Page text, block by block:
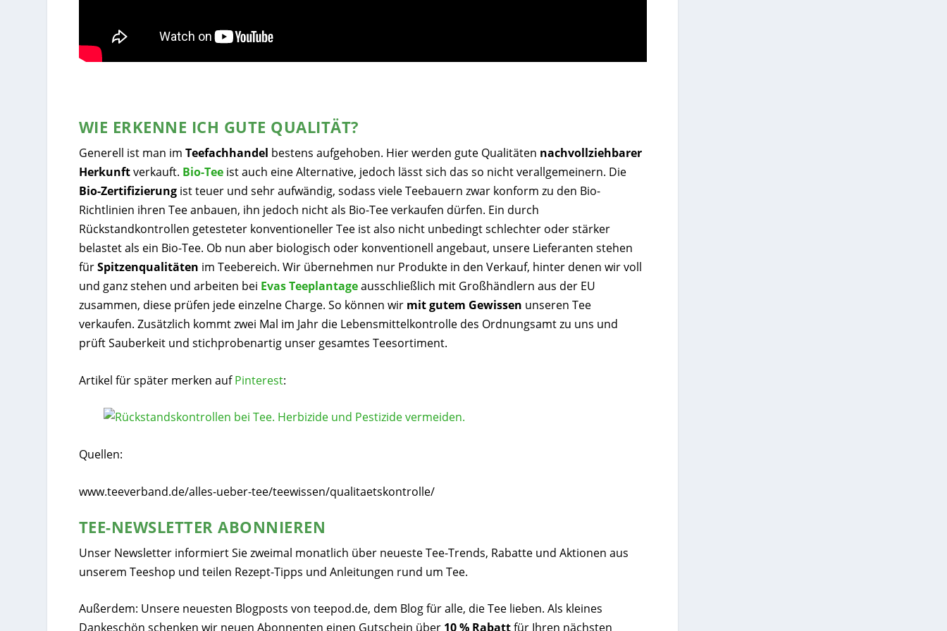
WIE ERKENNE ICH GUTE QUALITÄT?
Generell ist man im Teefachhandel bestens aufgehoben. Hier werden gute Qualitäten nachvollziehbarer
Herkunftverkauft. Bio-Teeist auch eine Alternative, jedoch lässt sich das so nicht verallgemeinern. Die
Bio-Zertifizierungist teuer und sehr aufwändig, sodass viele Teebauern zwar konform zu den Bio-
Richtlinien ihren Tee anbauen, ihn jedoch nicht als Bio-Tee verkaufen dürfen. Ein durch
Rückstandkontrollen getesteter konventioneller Tee ist also nicht unbedingt schlechter oder stärker
belastet als ein Bio-Tee. Ob nun aber biologisch oder konventionell angebaut, unsere Lieferanten stehen
fürSpitzenqualitäten im Teebereich. Wir übernehmen nur Produkte in den Verkauf, hinter denen wir voll
und ganz stehen und arbeiten bei Evas Teeplantageausschließlich mit Großhändlern aus der EU
zusammen, diese prüfen jede einzelne Charge. So können wir mit gutem Gewissen unseren Tee
verkaufen. Zusätzlich kommt zwei Mal im Jahr die Lebensmittelkontrolle des Ordnungsamt zu uns und
prüft Sauberkeit und stichprobenartig unser gesamtes Teesortiment.
Artikel für später merken aufPinterest:
Quellen:
www.teeverband.de/alles-ueber-tee/teewissen/qualitaetskontrolle/
TEE-NEWSLETTER ABONNIEREN
Unser Newsletter informiert Sie zweimal monatlich über neueste Tee-Trends, Rabatte und Aktionen aus
unserem Teeshop und teilen Rezept-Tipps und Anleitungen rund um Tee.
Außerdem: Unsere neuesten Blogposts von teepod.de, dem Blog für alle, die Tee lieben. Als kleines
Dankeschön schenken wir neuen Abonnenten einen Gutschein über 10 % Rabattfür Ihren nächsten